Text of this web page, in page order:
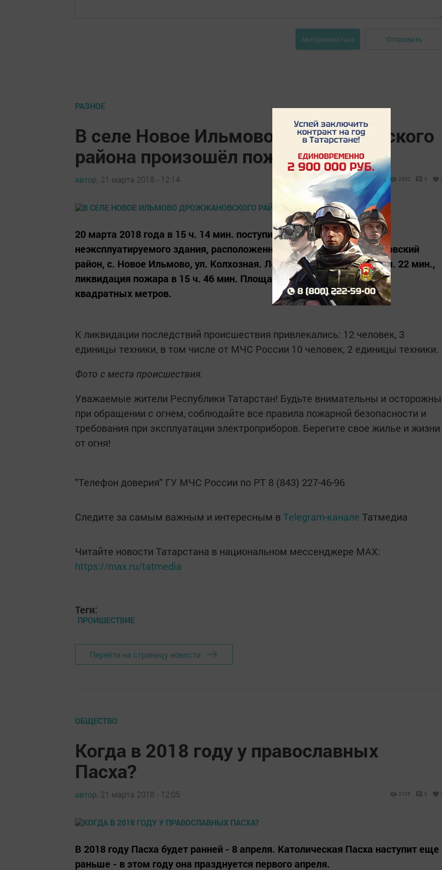
Авторизоваться Отправить
РАЗНОЕ
В селе Новое Ильмово Дрожжановского
района произошёл пожар
автор, 21 марта 2018 - 12:14 2602 0
20 марта 2018 года в 15 ч. 14 мин. поступило сообщение о горении
неэксплуатируемого здания, расположенного по адресу: Дрожжановский
район, с. Новое Ильмово, ул. Колхозная. Локализация пожара в 15 ч. 22 мин.,
ликвидация пожара в 15 ч. 46 мин. Площадь пожара составила 90
квадратных метров.
К ликвидации последствий происшествия привлекались: 12 человек, 3
единицы техники, в том числе от МЧС России 10 человек, 2 единицы техники.
Фото с места происшествия.
Уважаемые жители Республики Татарстан! Будьте внимательны и осторожны
при обращении с огнем, соблюдайте все правила пожарной безопасности и
требования при эксплуатации электроприборов. Берегите свое жилье и жизни
от огня!
"Телефон доверия" ГУ МЧС России по РТ 8 (843) 227-46-96
Следите за самым важным и интересным в Telegram-канале Татмедиа
Читайте новости Татарстана в национальном мессенджере MАХ:
https://max.ru/tatmedia
Теги:
ПРОИШЕСТВИЕ
Перейти на страницу новости
ОБЩЕСТВО
Когда в 2018 году у православных
Пасха?
автор, 21 марта 2018 - 12:05 2105 0
В 2018 году Пасха будет ранней - 8 апреля. Католическая Пасха наступит еще
раньше - в этом году она празднуется первого апреля.